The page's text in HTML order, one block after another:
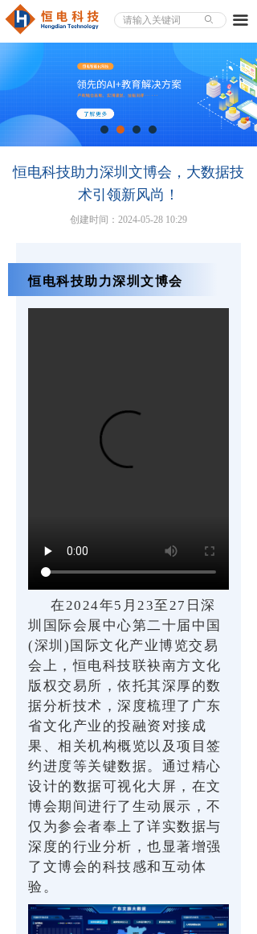
끀
ꄙ
恒电科技助力深圳文博会，大数据技
术引领新风尚！
创建时间： 2024-05-28 10:29
恒电科技助力深圳文博会
在2024年5月23至27日深
圳国际会展中心第二十届中国
(深圳)国际文化产业博览交易
会上，恒电科技联袂南方文化
版权交易所，依托其深厚的数
据分析技术，深度梳理了广东
省文化产业的投融资对接成
果、相关机构概览以及项目签
约进度等关键数据。通过精心
设计的数据可视化大屏，在文
博会期间进行了生动展示，不
仅为参会者奉上了详实数据与
深度的行业分析，也显著增强
了文博会的科技感和互动体
验。